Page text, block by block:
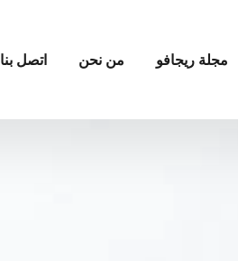
مجلة ريجافو من نحن اتصل بنا